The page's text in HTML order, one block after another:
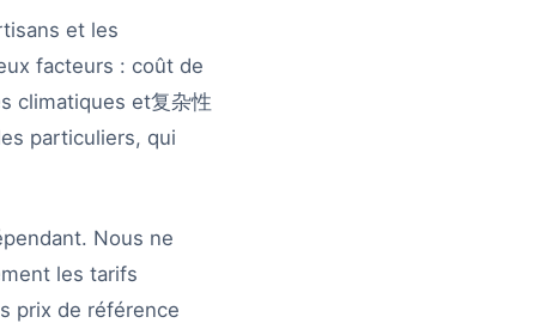
et les
facteurs : coût de
climatiques et复杂性
particuliers, qui
Nous ne
les tarifs
prix de référence